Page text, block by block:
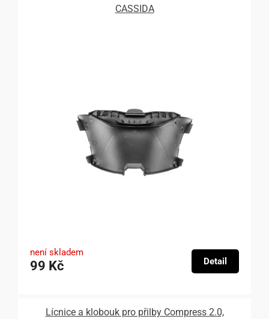
CASSIDA
není skladem
99 Kč Detail
Lícnice a klobouk pro přilby Compress 2.0,